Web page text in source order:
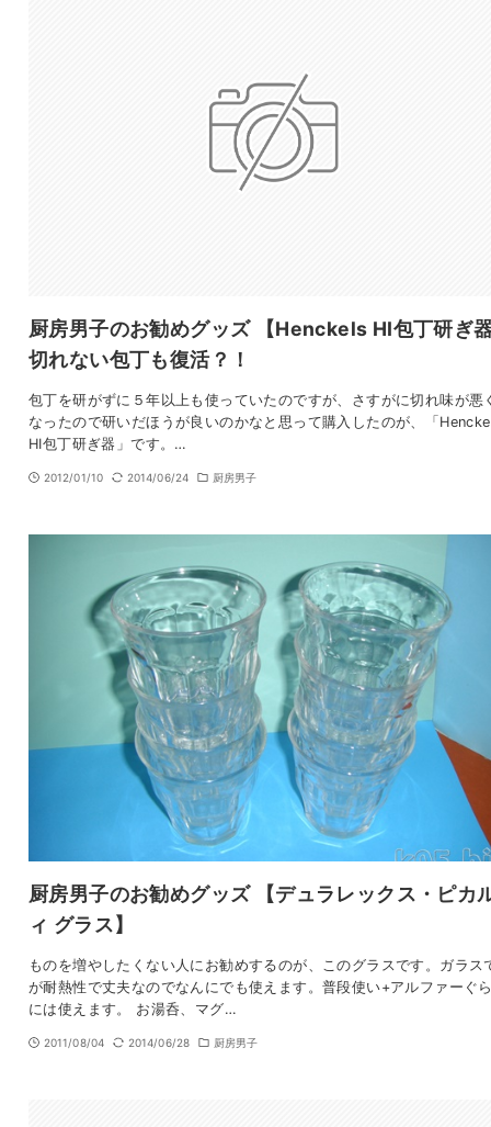
厨房男子のお勧めグッズ 【Henckels HI包丁研ぎ
切れない包丁も復活？！
包丁を研がずに５年以上も使っていたのですが、さすがに切れ味が悪
なったので研いだほうが良いのかなと思って購入したのが、「
HI包丁研ぎ器」です。…
2012/01/10 2014/06/24 厨房男子
厨房男子のお勧めグッズ 【デュラレックス・ピカ
ィ グラス】
ものを増やしたくない人にお勧めするのが、このグラスです。ガラス
が耐熱性で丈夫なのでなんにでも使えます。普段使い+アルファーぐ
には使えます。 お湯呑、マグ…
2011/08/04 2014/06/28 厨房男子